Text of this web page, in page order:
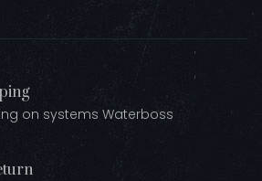
on systems Waterboss